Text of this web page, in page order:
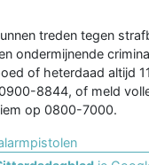
treden tegen
ondermijnende
of heterdaad altijd
8844, of meld
op 0800-7000.